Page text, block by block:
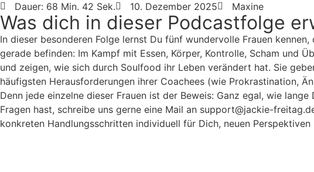
Dauer: 68 Min. 42 Sek. 10. Dezember 2025 Maxine
Was dich in dieser Podcastfolge
In dieser besonderen Folge lernst Du fünf wundervolle Frauen
gerade befinden: Im Kampf mit Essen, Körper, Kontrolle, Scham und
und zeigen, wie sich durch Soulfood ihr Leben verändert hat. Sie
häufigsten Herausforderungen ihrer Coachees (wie Prokrastination,
Denn jede einzelne dieser Frauen ist der Beweis: Ganz egal, wie
Fragen hast, schreibe uns gerne eine Mail an support@jackie-
konkreten Handlungsschritten individuell für Dich, neuen Perspektiven